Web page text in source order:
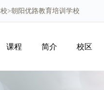
>朝阳优路教育培训学校
课程 简介 校区